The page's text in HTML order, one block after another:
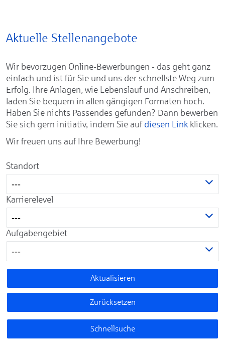
Aktuelle Stellenangebote
Wir bevorzugen Online-Bewerbungen - das geht ganz
einfach und ist für Sie und uns der schnellste Weg zum
Erfolg. Ihre Anlagen, wie Lebenslauf und Anschreiben,
laden Sie bequem in allen gängigen Formaten hoch.
Haben Sie nichts Passendes gefunden? Dann bewerben
Sie sich gern initiativ, indem Sie auf diesen Linkklicken.
Wir freuen uns auf Ihre Bewerbung!
Standort
---
Karrierelevel
---
Aufgabengebiet
---
Aktualisieren
Zurücksetzen
Schnellsuche